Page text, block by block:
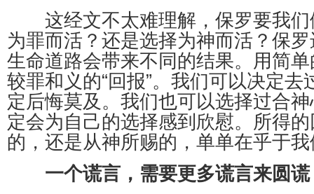
这经文不太难理解，保罗要我们
为罪而活？还是选择为神而活？保
生命道路会带来不同的结果。用简
较罪和义的“回报”。我们可以决定
定后悔莫及。我们也可以选择过合
定会为自己的选择感到欣慰。所得
的，还是从神所赐的，单单在乎于
一个谎言，需要更多谎言来圆谎